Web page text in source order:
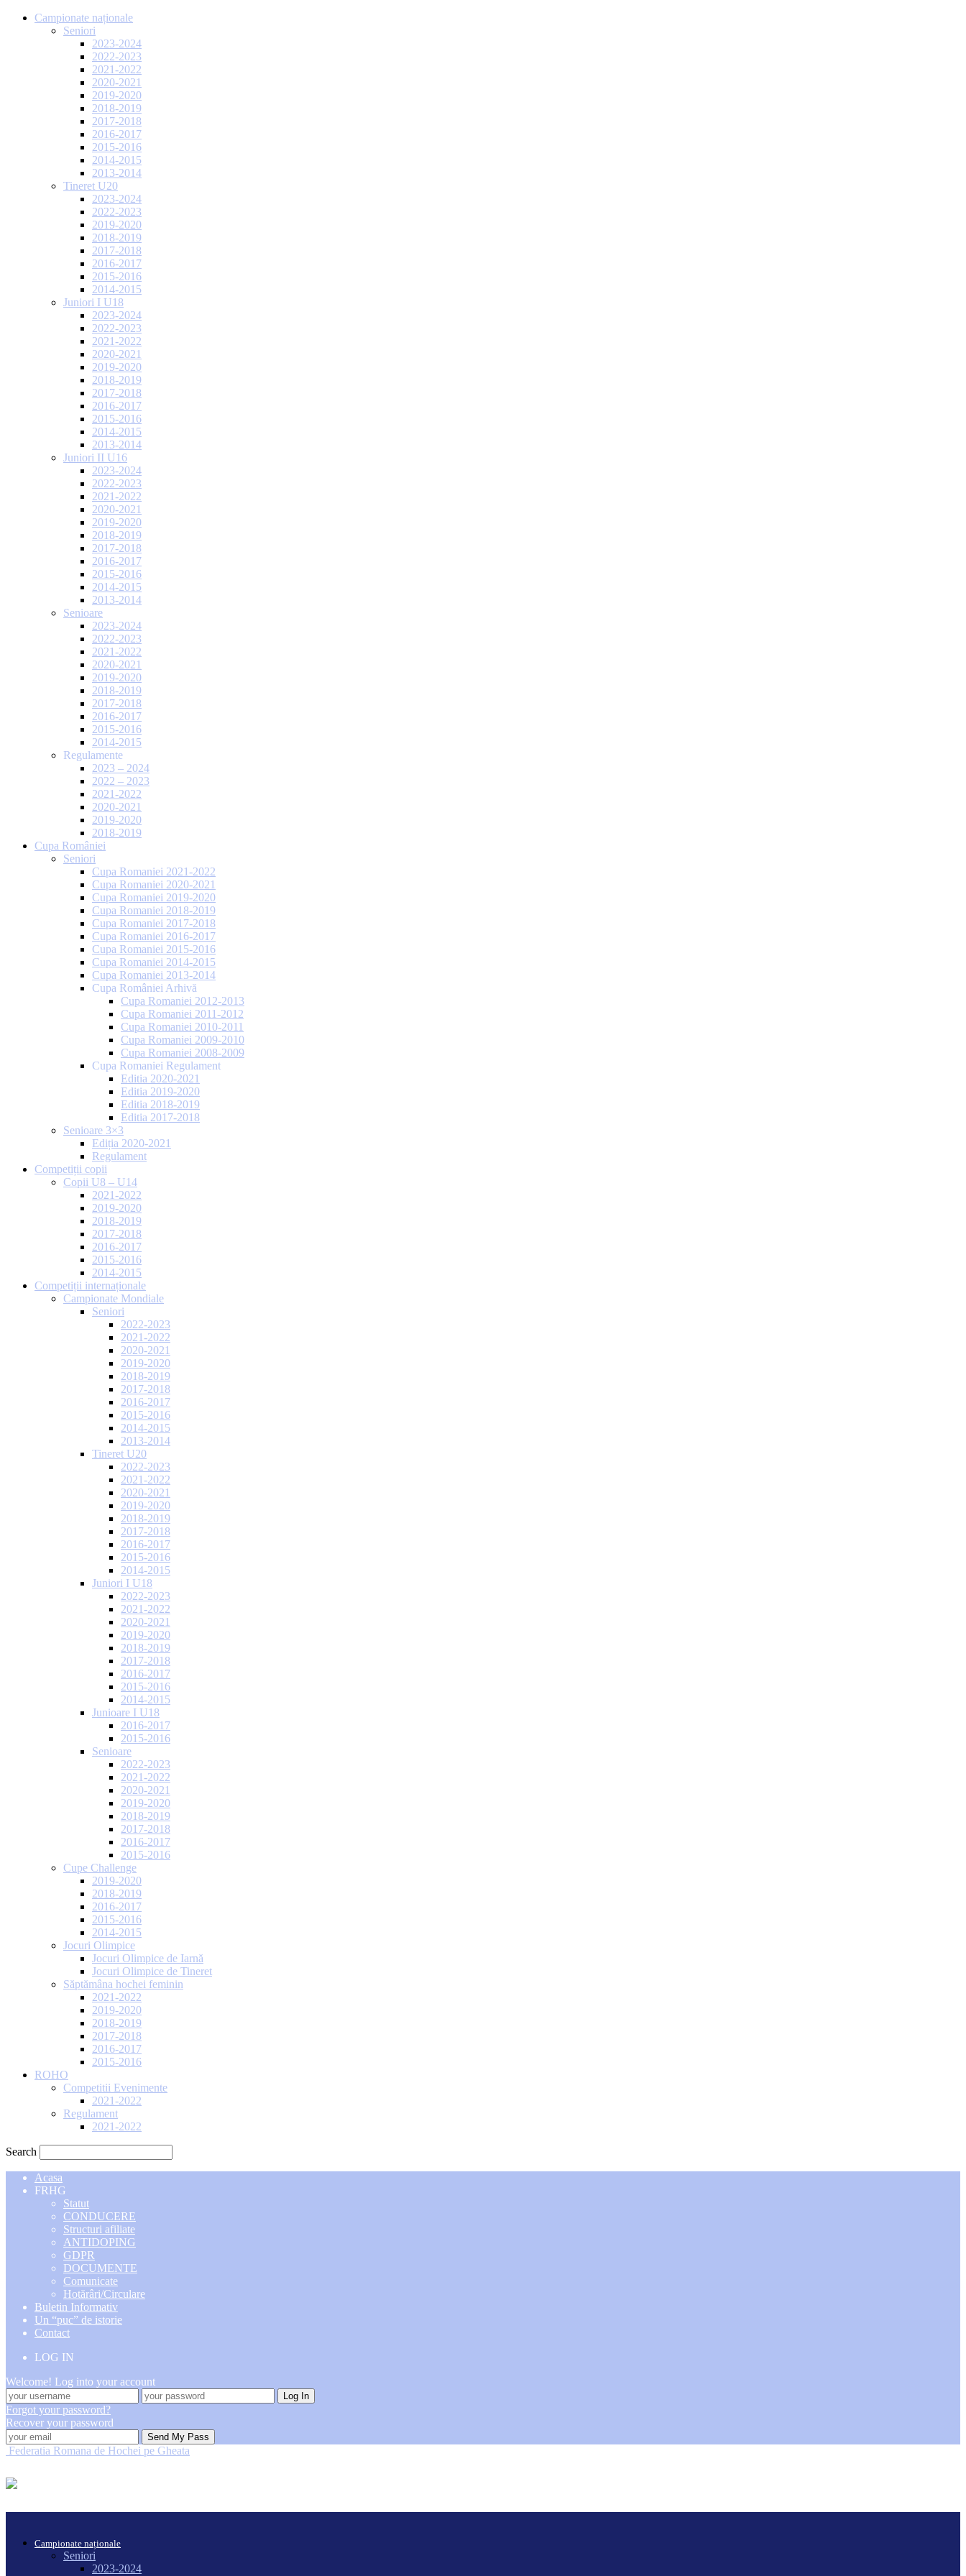
Campionate naționale
Seniori
2023-2024
2022-2023
2021-2022
2020-2021
2019-2020
2018-2019
2017-2018
2016-2017
2015-2016
2014-2015
2013-2014
Tineret U20
2023-2024
2022-2023
2019-2020
2018-2019
2017-2018
2016-2017
2015-2016
2014-2015
Juniori I U18
2023-2024
2022-2023
2021-2022
2020-2021
2019-2020
2018-2019
2017-2018
2016-2017
2015-2016
2014-2015
2013-2014
Juniori II U16
2023-2024
2022-2023
2021-2022
2020-2021
2019-2020
2018-2019
2017-2018
2016-2017
2015-2016
2014-2015
2013-2014
Senioare
2023-2024
2022-2023
2021-2022
2020-2021
2019-2020
2018-2019
2017-2018
2016-2017
2015-2016
2014-2015
Regulamente
2023 – 2024
2022 – 2023
2021-2022
2020-2021
2019-2020
2018-2019
Cupa României
Seniori
Cupa Romaniei 2021-2022
Cupa Romaniei 2020-2021
Cupa Romaniei 2019-2020
Cupa Romaniei 2018-2019
Cupa Romaniei 2017-2018
Cupa Romaniei 2016-2017
Cupa Romaniei 2015-2016
Cupa Romaniei 2014-2015
Cupa Romaniei 2013-2014
Cupa României Arhivă
Cupa Romaniei 2012-2013
Cupa Romaniei 2011-2012
Cupa Romaniei 2010-2011
Cupa Romaniei 2009-2010
Cupa Romaniei 2008-2009
Cupa Romaniei Regulament
Editia 2020-2021
Editia 2019-2020
Editia 2018-2019
Editia 2017-2018
Senioare 3×3
Ediția 2020-2021
Regulament
Competiții copii
Copii U8 – U14
2021-2022
2019-2020
2018-2019
2017-2018
2016-2017
2015-2016
2014-2015
Competiții internaționale
Campionate Mondiale
Seniori
2022-2023
2021-2022
2020-2021
2019-2020
2018-2019
2017-2018
2016-2017
2015-2016
2014-2015
2013-2014
Tineret U20
2022-2023
2021-2022
2020-2021
2019-2020
2018-2019
2017-2018
2016-2017
2015-2016
2014-2015
Juniori I U18
2022-2023
2021-2022
2020-2021
2019-2020
2018-2019
2017-2018
2016-2017
2015-2016
2014-2015
Junioare I U18
2016-2017
2015-2016
Senioare
2022-2023
2021-2022
2020-2021
2019-2020
2018-2019
2017-2018
2016-2017
2015-2016
Cupe Challenge
2019-2020
2018-2019
2016-2017
2015-2016
2014-2015
Jocuri Olimpice
Jocuri Olimpice de Iarnă
Jocuri Olimpice de Tineret
Săptămâna hochei feminin
2021-2022
2019-2020
2018-2019
2017-2018
2016-2017
2015-2016
ROHO
Competitii Evenimente
2021-2022
Regulament
2021-2022
Search
Acasa
FRHG
Statut
CONDUCERE
Structuri afiliate
ANTIDOPING
GDPR
DOCUMENTE
Comunicate
Hotărâri/Circulare
Buletin Informativ
Un “puc” de istorie
Contact
LOG IN
Welcome! Log into your account
Forgot your password?
Recover your password
Federatia Romana de Hochei pe Gheata
Campionate naționale
Seniori
2023-2024